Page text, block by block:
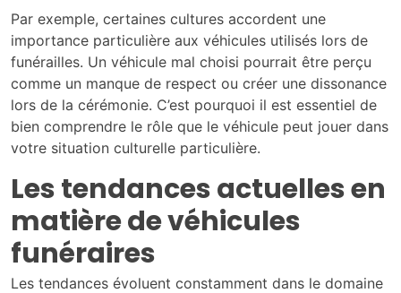
Par exemple, certaines cultures accordent une
importance particulière aux véhicules utilisés lors de
funérailles. Un véhicule mal choisi pourrait être perçu
comme un manque de respect ou créer une dissonance
lors de la cérémonie. C’est pourquoi il est essentiel de
bien comprendre le rôle que le véhicule peut jouer dans
votre situation culturelle particulière.
Les tendances actuelles en
matière de véhicules
funéraires
Les tendances évoluent constamment dans le domaine